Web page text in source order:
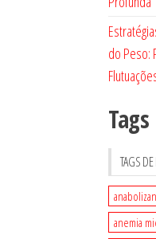
do Peso:
Tags
TAGS
anemia